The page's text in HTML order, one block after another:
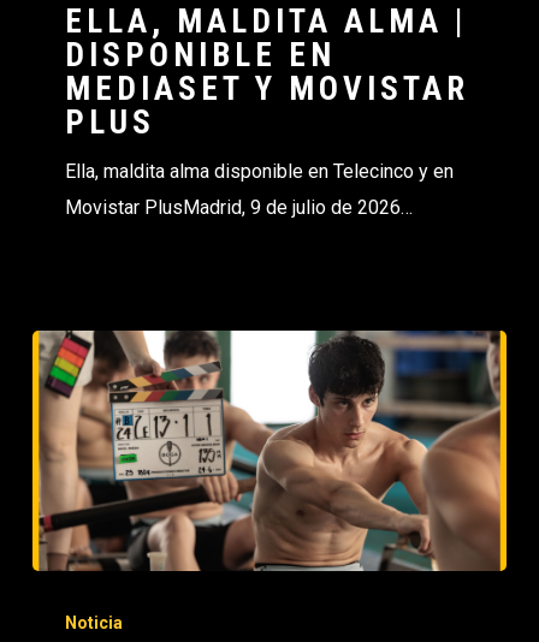
ELLA, MALDITA ALMA |
DISPONIBLE EN
MEDIASET Y MOVISTAR
PLUS
Ella, maldita alma disponible en Telecinco y en
Movistar PlusMadrid, 9 de julio de 2026…
Noticia